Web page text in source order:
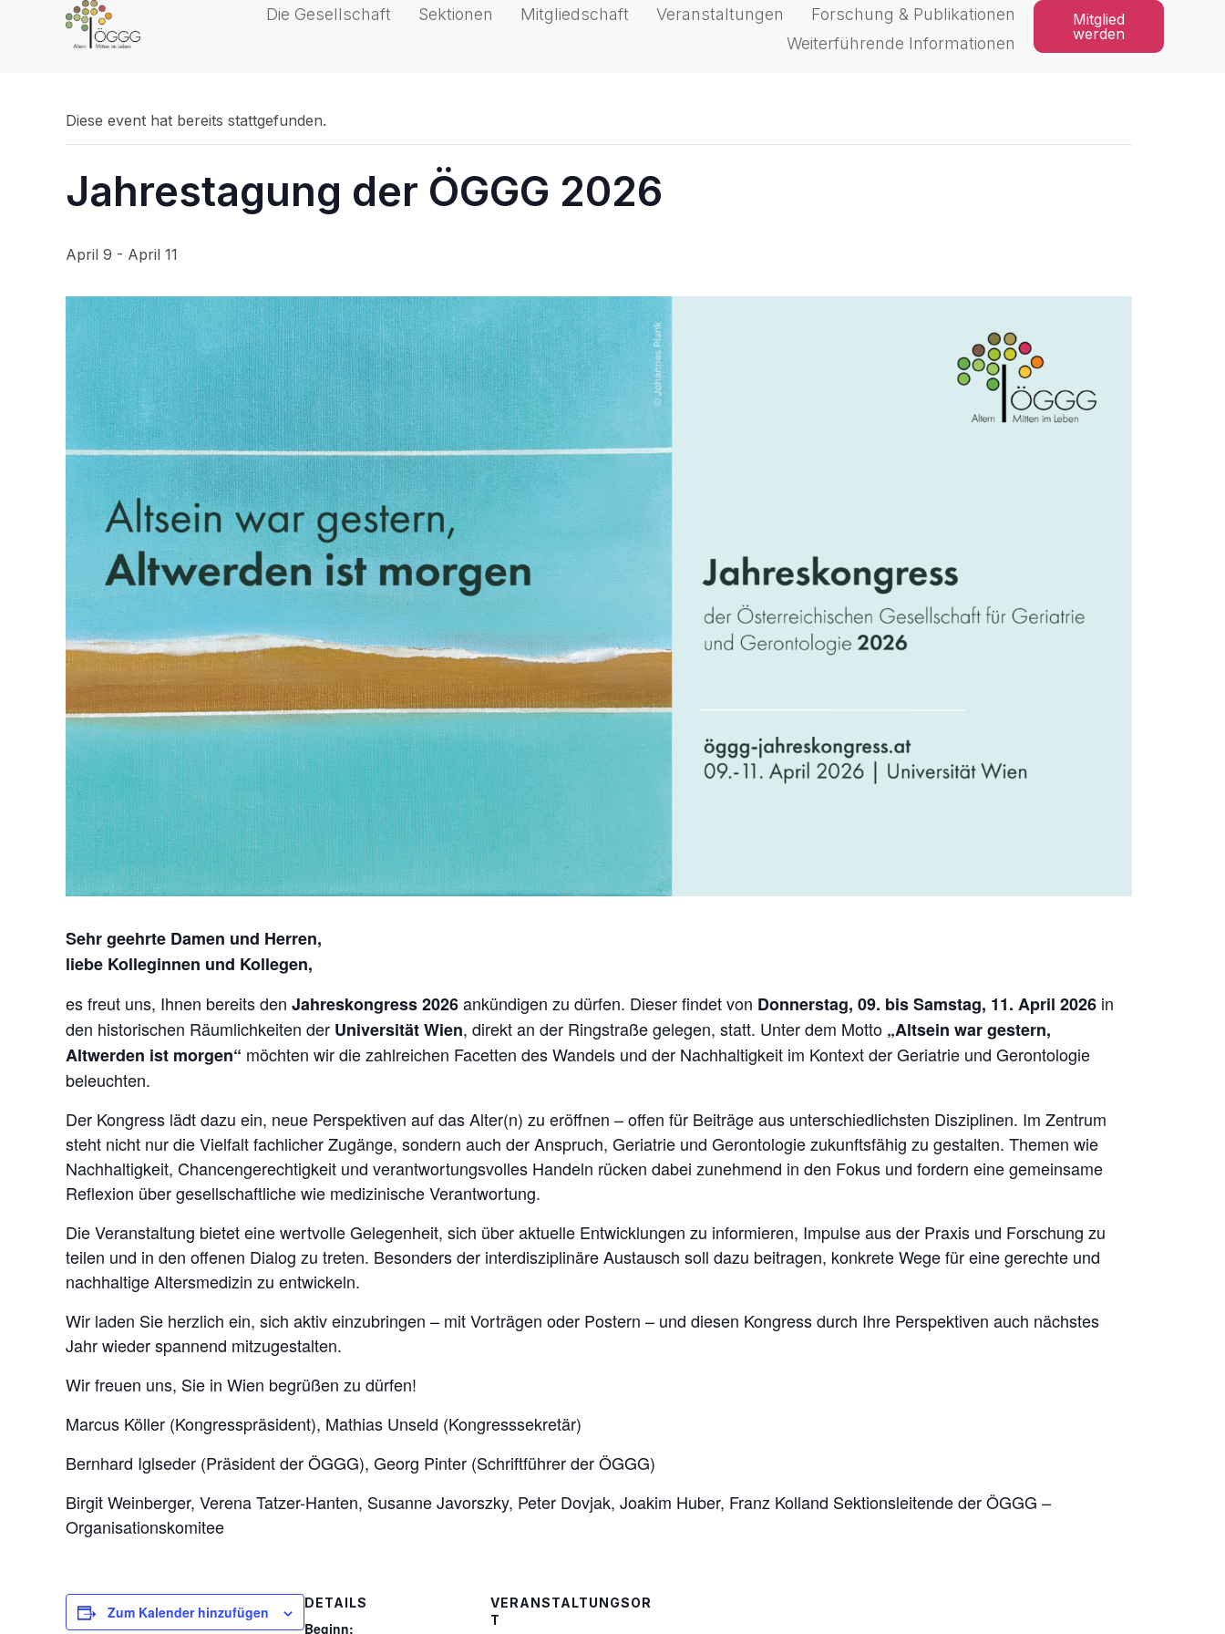
Die Gesellschaft Sektionen Mitgliedschaft Veranstaltungen
Forschung & Publikationen
Weiterführende Informationen
Mitglied
werden
Diese event hat bereits stattgefunden.
Jahrestagung der ÖGGG 2026
April 9 - April 11
Sehr geehrte Damen und Herren,
liebe Kolleginnen und Kollegen,
es freut uns, Ihnen bereits den Jahreskongress 2026ankündigen zu dürfen. Dieser findet von Donnerstag, 09. bis Samstag, 11. April 2026 in
den historischen Räumlichkeiten der Universität Wien, direkt an der Ringstraße gelegen, statt. Unter dem Motto „Altsein war gestern,
Altwerden ist morgen“ möchten wir die zahlreichen Facetten des Wandels und der Nachhaltigkeit im Kontext der Geriatrie und Gerontologie
beleuchten.
Der Kongress lädt dazu ein, neue Perspektiven auf das Alter(n) zu eröffnen – offen für Beiträge aus unterschiedlichsten Disziplinen. Im Zentrum
steht nicht nur die Vielfalt fachlicher Zugänge, sondern auch der Anspruch, Geriatrie und Gerontologie zukunftsfähig zu gestalten. Themen wie
Nachhaltigkeit, Chancengerechtigkeit und verantwortungsvolles Handeln rücken dabei zunehmend in den Fokus und fordern eine gemeinsame
Reflexion über gesellschaftliche wie medizinische Verantwortung.
Die Veranstaltung bietet eine wertvolle Gelegenheit, sich über aktuelle Entwicklungen zu informieren, Impulse aus der Praxis und Forschung zu
teilen und in den offenen Dialog zu treten. Besonders der interdisziplinäre Austausch soll dazu beitragen, konkrete Wege für eine gerechte und
nachhaltige Altersmedizin zu entwickeln.
Wir laden Sie herzlich ein, sich aktiv einzubringen – mit Vorträgen oder Postern – und diesen Kongress durch Ihre Perspektiven auch nächstes
Jahr wieder spannend mitzugestalten.
Wir freuen uns, Sie in Wien begrüßen zu dürfen!
Marcus Köller (Kongresspräsident), Mathias Unseld (Kongresssekretär)
Bernhard Iglseder (Präsident der ÖGGG), Georg Pinter (Schriftführer der ÖGGG)
Birgit Weinberger, Verena Tatzer-Hanten, Susanne Javorszky, Peter Dovjak, Joakim Huber, Franz Kolland Sektionsleitende der ÖGGG –
Organisationskomitee
Zum Kalender hinzufügen
DETAILS
Beginn:
VERANSTALTUNGSOR
T